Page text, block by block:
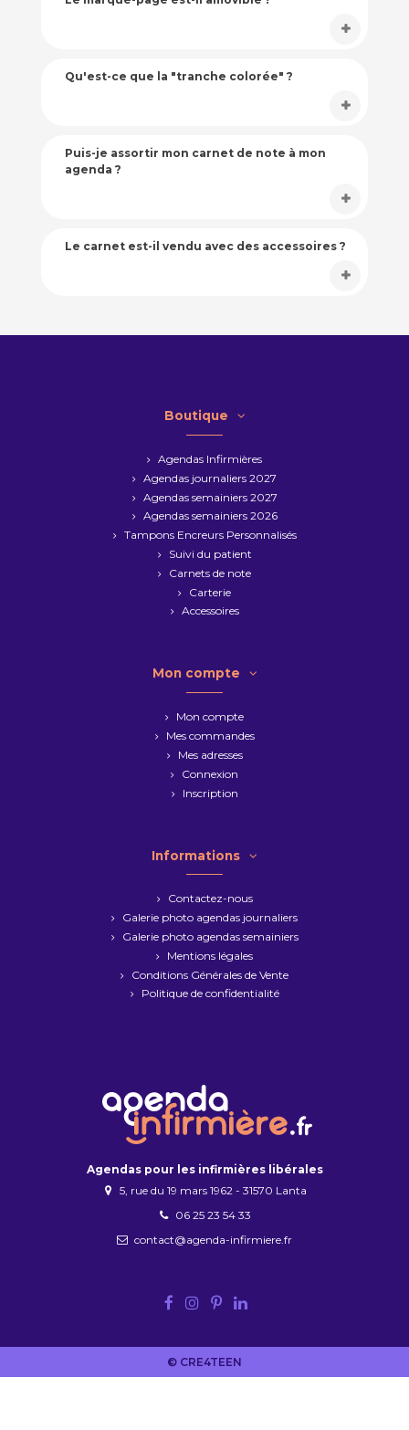
Qu'est-ce que la "tranche colorée" ?
Puis-je assortir mon carnet de note à mon
agenda ?
Le carnet est-il vendu avec des accessoires ?
Boutique
Agendas Infirmières
Agendas journaliers 2027
Agendas semainiers 2027
Agendas semainiers 2026
Tampons Encreurs Personnalisés
Suivi du patient
Carnets de note
Carterie
Accessoires
Mon compte
Mon compte
Mes commandes
Mes adresses
Connexion
Inscription
Informations
Contactez-nous
Galerie photo agendas journaliers
Galerie photo agendas semainiers
Mentions légales
Conditions Générales de Vente
Politique de confidentialité
Agendas pour les infirmières libérales
5, rue du 19 mars 1962 - 31570 Lanta
06 25 23 54 33
contact@agenda-infirmiere.fr
© CRE4TEEN